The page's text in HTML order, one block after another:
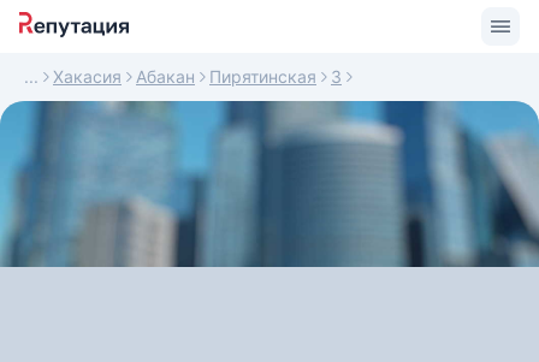
Хакасия Абакан Пирятинская 3